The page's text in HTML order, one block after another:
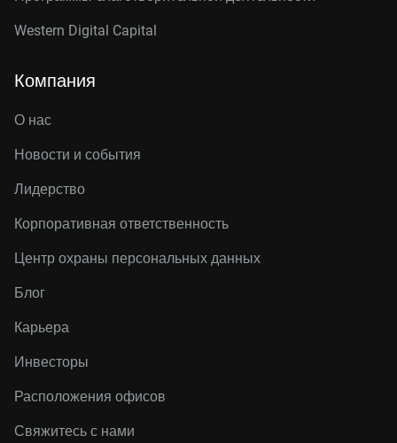
Western Digital Capital
Компания
О нас
Новости и события
Лидерство
Корпоративная ответственность
Центр охраны персональных данных
Блог
Карьера
Инвесторы
Расположения офисов
Свяжитесь с нами